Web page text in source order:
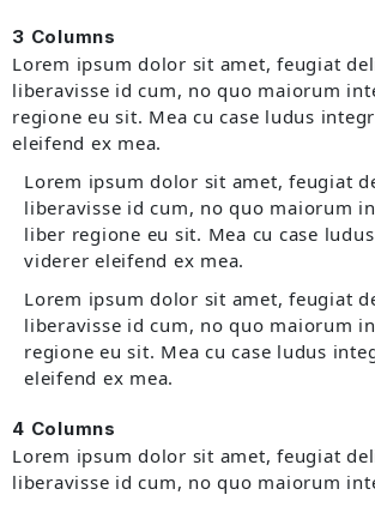
3 Columns
Lorem ipsum dolor sit amet, feugiat
liberavisse id cum, no quo maiorum
regione eu sit. Mea cu case ludus
eleifend ex mea.
Lorem ipsum dolor sit amet, feugiat
liberavisse id cum, no quo maiorum
liber regione eu sit. Mea cu case
viderer eleifend ex mea.
Lorem ipsum dolor sit amet, feugiat
liberavisse id cum, no quo maiorum
regione eu sit. Mea cu case ludus
eleifend ex mea.
4 Columns
Lorem ipsum dolor sit amet, feugiat
liberavisse id cum, no quo maiorum